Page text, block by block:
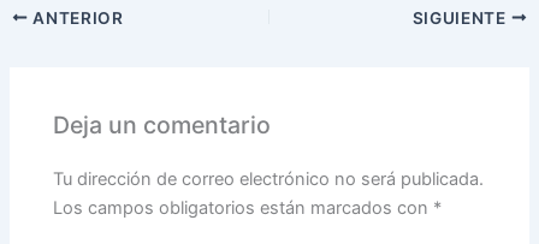
ANTERIOR SIGUIENTE
Deja un comentario
Tu dirección de correo electrónico no será publicada.
Los campos obligatorios están marcados con *